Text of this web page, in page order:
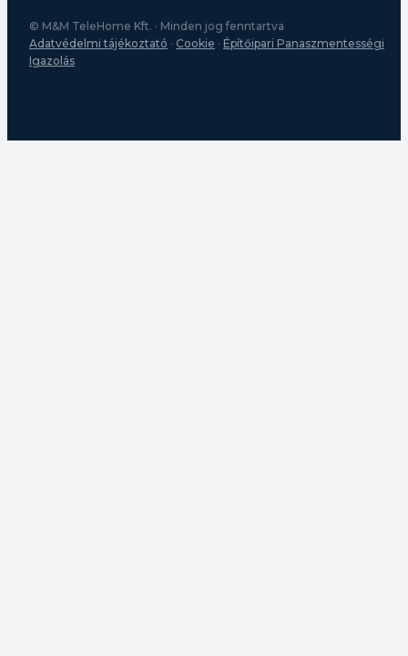
© M&M TeleHome Kft. · Minden jog fenntartva
Adatvédelmi tájékoztató · Cookie · Építőipari Panaszmentességi
Igazolás